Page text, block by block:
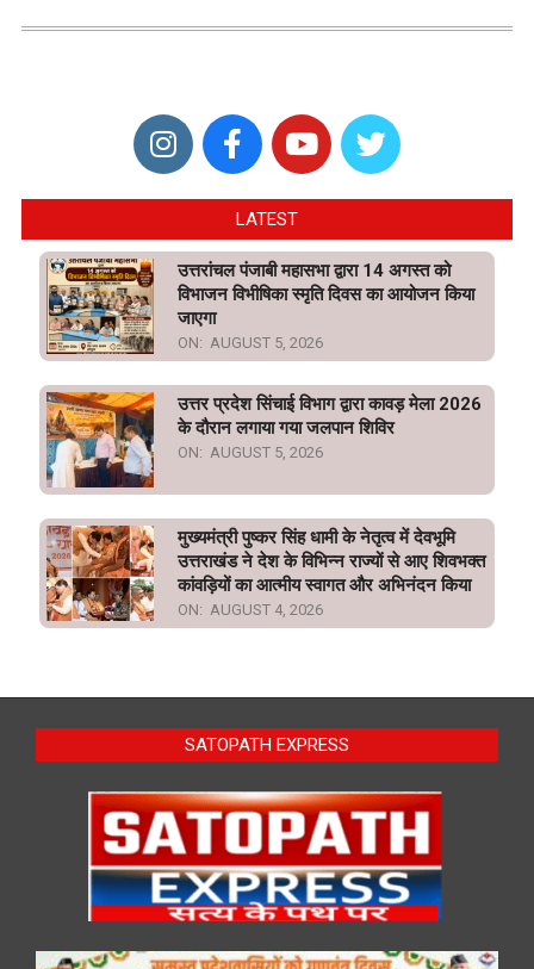
LATEST
उत्तरांचल पंजाबी महासभा द्वारा 14 अगस्त को
विभाजन विभीषिका स्मृति दिवस का आयोजन किया
जाएगा
ON: AUGUST 5, 2026
उत्तर प्रदेश सिंचाई विभाग द्वारा कावड़ मेला 2026
के दौरान लगाया गया जलपान शिविर
ON: AUGUST 5, 2026
मुख्यमंत्री पुष्कर सिंह धामी के नेतृत्व में देवभूमि
उत्तराखंड ने देश के विभिन्न राज्यों से आए शिवभक्त
कांवड़ियों का आत्मीय स्वागत और अभिनंदन किया
ON: AUGUST 4, 2026
SATOPATH EXPRESS